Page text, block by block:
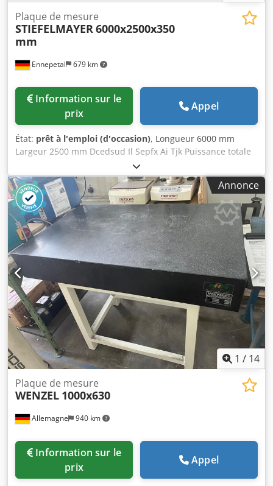
Ennepetal 679 km
Plaque de mesure
STIEFELMAYER6000x2500x350
mm
prix
Appel
État: prêt à l'emploi (d'occasion), Longueur 6000 mm
Largeur 2500 mm Dcedsud Il Sepfx Ai Tjk Puissance totale
requise / kW Sans PC ni logiciel LxlxH : 6000x2500x350 mm
sans plaque à vide Exécution selon DIN876/II
Annonce
1 / 14
Allemagne 940 km
Plaque de mesure
WENZEL 1000x630
prix
Appel